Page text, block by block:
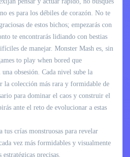
es para los débiles de corazón. No te
de estos bichos; empezarás con
te encontrarás lidiando con bestias
de manejar. Monster Mash es, sin
to play when bored que
obsesión. Cada nivel sube la
la colección más rara y formidable de
para dominar el caos y construir el
ante el reto de evolucionar a estas
tus crías monstruosas para revelar
vez más formidables y visualmente
precisas.